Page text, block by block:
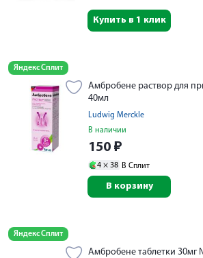
Купить в 1 клик
Яндекс Сплит
Амбробене раствор для
40мл
Ludwig Merckle
В наличии
150 ₽
4 × 38 В Сплит
В корзину
Яндекс Сплит
Амбробене таблетки 30мг